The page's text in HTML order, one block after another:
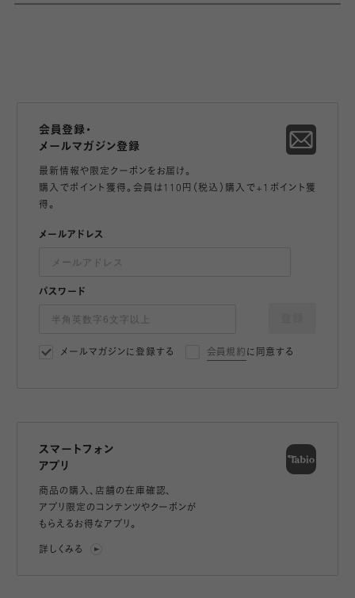
会員登録・
メールマガジン登録
最新情報や限定クーポンをお届け。
購入でポイント獲得。会員は110円（税込）購入で+1ポイント獲
得。
メールアドレス
パスワード
メールマガジンに登録する 会員規約 に同意する
スマートフォン
アプリ
商品の購入、店舗の在庫確認、
アプリ限定のコンテンツやクーポンが
もらえるお得なアプリ。
詳しくみる